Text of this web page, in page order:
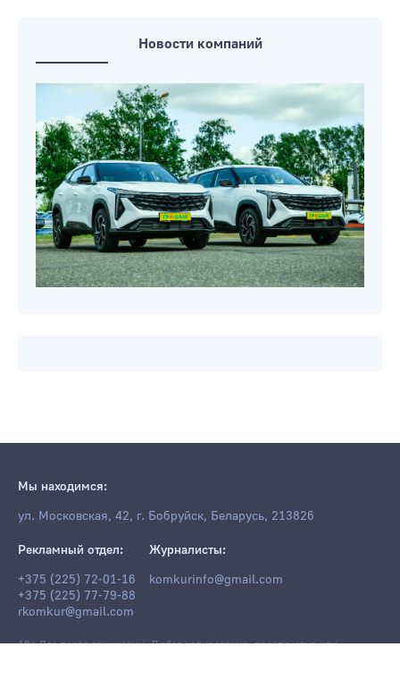
Новости компаний
Мы находимся:
ул. Московская, 42, г. Бобруйск, Беларусь, 213826
Рекламный отдел:
+375 (225) 72-01-16
+375 (225) 77-79-88
rkomkur@gmail.com
Журналисты:
komkurinfo@gmail.com
18+ Все права защищены. Любое копирование, перепечатка или